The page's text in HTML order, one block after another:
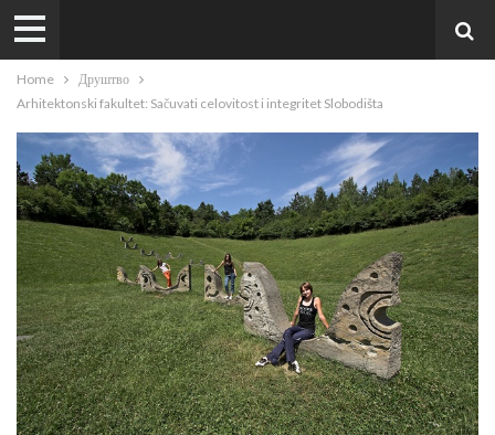
Home
Друштво
Arhitektonski fakultet: Sačuvati celovitost i integritet Slobodišta